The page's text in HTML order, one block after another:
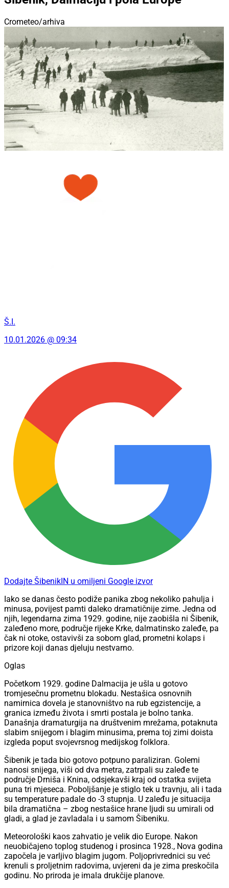
Crometeo/arhiva
Š.I.
10.01.2026 @ 09:34
Dodajte ŠibenikIN u omiljeni Google izvor
Iako se danas često podiže panika zbog nekoliko pahulja i
minusa, povijest pamti daleko dramatičnije zime. Jedna od
njih, legendarna zima 1929. godine, nije zaobišla ni Šibenik,
zaleđeno more, područje rijeke Krke, dalmatinsko zaleđe, pa
čak ni otoke, ostavivši za sobom glad, prometni kolaps i
prizore koji danas djeluju nestvarno.
Oglas
Početkom 1929. godine Dalmacija je ušla u gotovo
tromjesečnu prometnu blokadu. Nestašica osnovnih
namirnica dovela je stanovništvo na rub egzistencije, a
granica između života i smrti postala je bolno tanka.
Današnja dramaturgija na društvenim mrežama, potaknuta
slabim snijegom i blagim minusima, prema toj zimi doista
izgleda poput svojevrsnog medijskog folklora.
Šibenik je tada bio gotovo potpuno paraliziran. Golemi
nanosi snijega, viši od dva metra, zatrpali su zaleđe te
područje Drniša i Knina, odsjekavši kraj od ostatka svijeta
puna tri mjeseca. Poboljšanje je stiglo tek u travnju, ali i tada
su temperature padale do -3 stupnja. U zaleđu je situacija
bila dramatična – zbog nestašice hrane ljudi su umirali od
gladi, a glad je zavladala i u samom Šibeniku.
Meteorološki kaos zahvatio je velik dio Europe. Nakon
neuobičajeno toplog studenog i prosinca 1928., Nova godina
započela je varljivo blagim jugom. Poljoprivrednici su već
krenuli s proljetnim radovima, uvjereni da je zima preskočila
godinu. No priroda je imala drukčije planove.